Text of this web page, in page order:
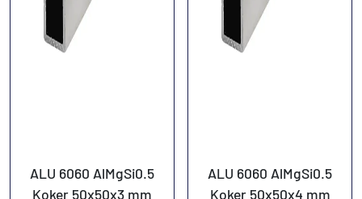
ALU 6060 AlMgSi0.5
Koker 50x50x3 mm
ALU 6060 AlMgSi0.5
Koker 50x50x4 mm